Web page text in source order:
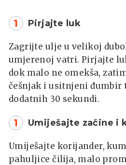
1 Pirjajte luk
Zagrijte ulje u velikoj
umjerenoj vatri. Pirjajte
dok malo ne omekša,
češnjak i usitnjeni đumbir
dodatnih 30 sekundi.
1 Umiješajte začine i
Umiješajte korijander,
pahuljice čilija, malo